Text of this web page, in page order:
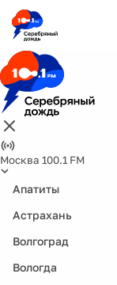
Москва 100.1 FM
Апатиты
Астрахань
Волгоград
Вологда